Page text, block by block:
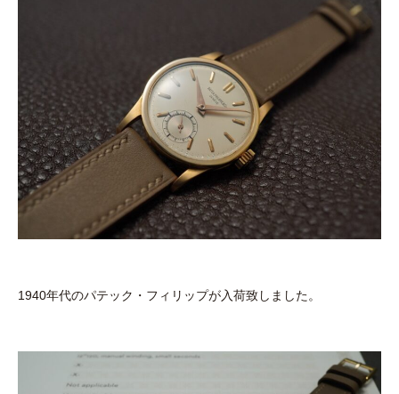
1940年代のパテック・フィリップが入荷致しました。